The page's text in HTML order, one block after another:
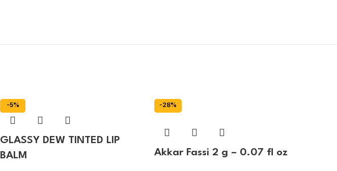
-5%
GLASSY DEW TINTED LIP
BALM
-28%
Akkar Fassi 2 g – 0.07 fl oz